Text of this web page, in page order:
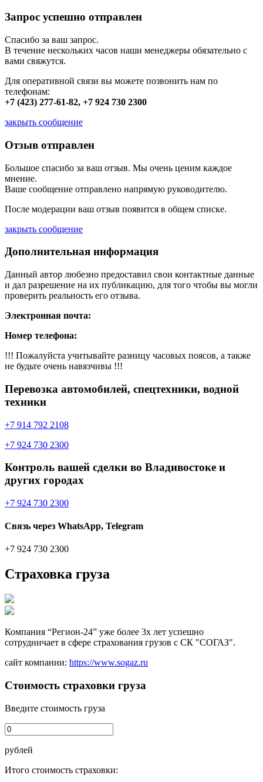
Запрос успешно отправлен
Спасибо за ваш запрос.
В течение нескольких часов наши менеджеры обязательно с
вами свяжутся.
Для оперативной связи вы можете позвонить нам по
телефонам:
+7 (423) 277-61-82, +7 924 730 2300
закрыть сообщение
Отзыв отправлен
Большое спасибо за ваш отзыв. Мы очень ценим каждое
мнение.
Ваше сообщение отправлено напрямую руководителю.
После модерации ваш отзыв появится в общем списке.
закрыть сообщение
Дополнительная информация
Данный автор любезно предоставил свои контактные данные
и дал разрешение на их публикацию, для того чтобы вы могли
проверить реальность его отзыва.
Электронная почта:
Номер телефона:
!!! Пожалуйста учитывайте разницу часовых поясов, а также
не будьте очень навязчивы !!!
Перевозка автомобилей, спецтехники, водной
техники
+7 914 792 2108
+7 924 730 2300
Контроль вашей сделки во Владивостоке и
других городах
+7 924 730 2300
Связь через WhatsApp, Telegram
+7 924 730 2300
Страховка груза
Компания “Регион-24” уже более 3х лет успешно
сотрудничает в сфере страхования грузов с СК "СОГАЗ".
сайт компании: https://www.sogaz.ru
Стоимость страховки груза
Введите стоимость груза
рублей
Итого стоимость страховки: